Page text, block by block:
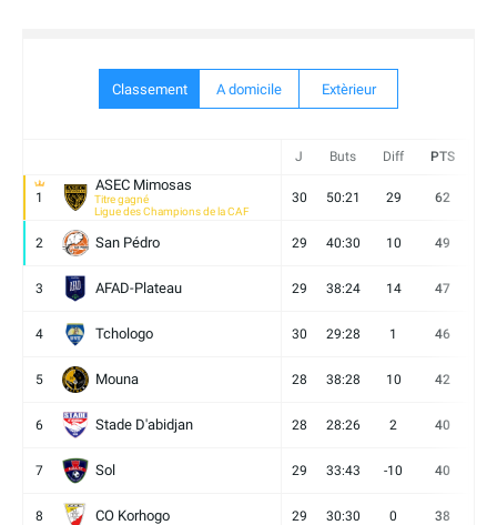
Classement A domicile Extèrieur
J Buts Diff PTS
1
ASEC Mimosas
Titre gagné
Ligue des Champions de la CAF
30 50:21 29 62
2 San Pédro 29 40:30 10 49
3 AFAD-Plateau 29 38:24 14 47
4 Tchologo 30 29:28 1 46
5 Mouna 28 38:28 10 42
6 Stade D'abidjan 28 28:26 2 40
7 Sol 29 33:43 -10 40
8 CO Korhogo 29 30:30 0 38